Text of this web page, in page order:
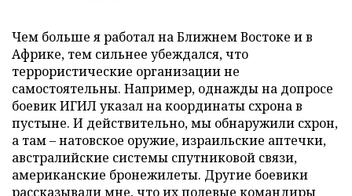
Чем больше я работал на Ближнем Востоке и в
Африке, тем сильнее убеждался, что
террористические организации не
самостоятельны. Например, однажды на допросе
боевик ИГИЛ указал на координаты схрона в
пустыне. И действительно, мы обнаружили схрон,
а там – натовское оружие, израильские аптечки,
австралийские системы спутниковой связи,
американские бронежилеты. Другие боевики
рассказывали мне, что их полевые командиры